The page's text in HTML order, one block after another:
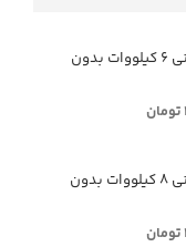
هیتر سونای خشک ایرانی ۶ کیلووات بدون
هیتر سونای خشک ایرانی ۸ کیلووات بدون